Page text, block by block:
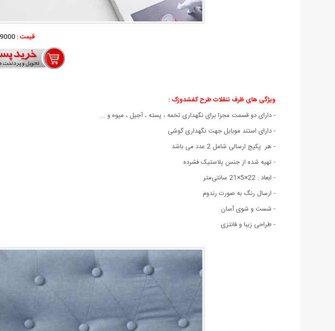
قیمت :69000
ویژگی های ظرف تنقلات طرح کفشدوزک :
- دارای دو قسمت مجزا برای نگهداری تخمه ، پسته ، آجیل ، میوه و ...
- دارای استند موبایل جهت نگهداری گوشی
- هر پکیج ارسالی شامل 2 عدد می باشد
- تهیه شده از جنس پلاستیک فشرده
- ابعاد : 22×5×21 سانتی‌متر
- ارسال رنگ به صورت رندوم
- شست و شوی آسان
- طراحی زیبا و فانتزی